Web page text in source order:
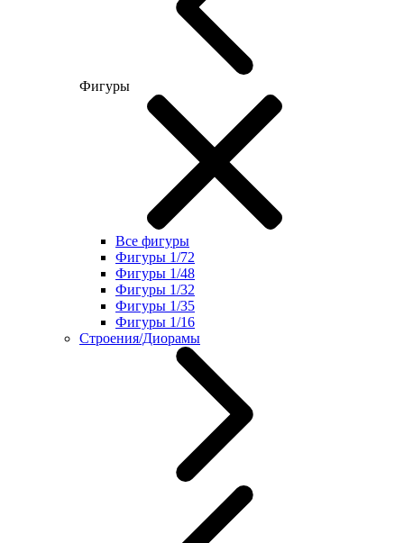
Фигуры
Все фигуры
Фигуры 1/72
Фигуры 1/48
Фигуры 1/32
Фигуры 1/35
Фигуры 1/16
Строения/Диорамы